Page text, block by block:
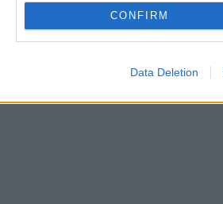
CONFIRM
Data Deletion